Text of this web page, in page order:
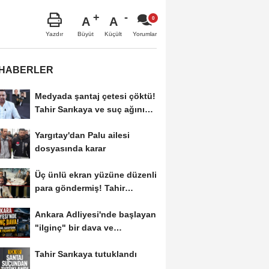
Yazdır
A
Büyüt
A
Küçült Yorumlar
Medyada şantaj çetesi çöktü!
Tahir Sarıkaya ve suç ağının
Yargıtay'dan Palu ailesi
dosyasında karar
Üç ünlü ekran yüzüne düzenli
para göndermiş! Tahir
Ankara Adliyesi'nde başlayan
"ilginç" bir dava ve
Tahir Sarıkaya tutuklandı